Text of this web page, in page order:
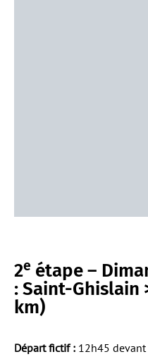
2e étape –
: Saint-Ghislain
km)
Départ fictif : 12h45